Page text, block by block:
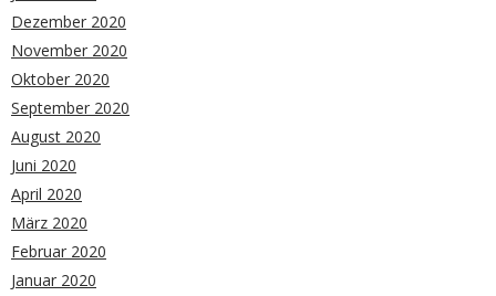
Dezember 2020
November 2020
Oktober 2020
September 2020
August 2020
Juni 2020
April 2020
März 2020
Februar 2020
Januar 2020